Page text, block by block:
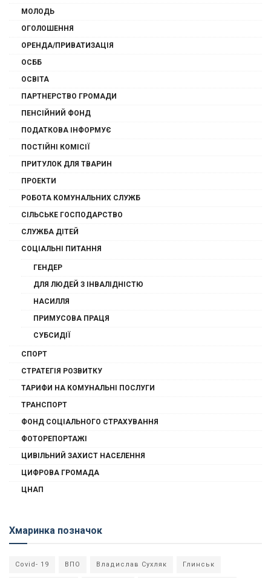
МОЛОДЬ
ОГОЛОШЕННЯ
ОРЕНДА/ПРИВАТИЗАЦІЯ
ОСББ
ОСВІТА
ПАРТНЕРСТВО ГРОМАДИ
ПЕНСІЙНИЙ ФОНД
ПОДАТКОВА ІНФОРМУЄ
ПОСТІЙНІ КОМІСІЇ
ПРИТУЛОК ДЛЯ ТВАРИН
ПРОЕКТИ
РОБОТА КОМУНАЛЬНИХ СЛУЖБ
СІЛЬСЬКЕ ГОСПОДАРСТВО
СЛУЖБА ДІТЕЙ
СОЦІАЛЬНІ ПИТАННЯ
ГЕНДЕР
ДЛЯ ЛЮДЕЙ З ІНВАЛІДНІСТЮ
НАСИЛЛЯ
ПРИМУСОВА ПРАЦЯ
СУБСИДІЇ
СПОРТ
СТРАТЕГІЯ РОЗВИТКУ
ТАРИФИ НА КОМУНАЛЬНІ ПОСЛУГИ
ТРАНСПОРТ
ФОНД СОЦІАЛЬНОГО СТРАХУВАННЯ
ФОТОРЕПОРТАЖІ
ЦИВІЛЬНИЙ ЗАХИСТ НАСЕЛЕННЯ
ЦИФРОВА ГРОМАДА
ЦНАП
Хмаринка позначок
Covid- 19 ВПО Владислав Сухляк Глинськ